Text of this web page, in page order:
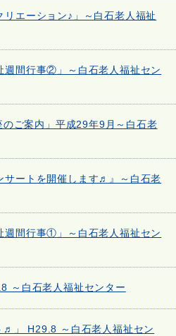
エーション♪」～白石老人福祉
週間行事②」～白石老人福祉セン
のご案内」平成29年9月～白石老
サートを開催します♬』～白石老
週間行事①」～白石老人福祉セン
～白石老人福祉センター
♬」 H29.8 ～白石老人福祉セン